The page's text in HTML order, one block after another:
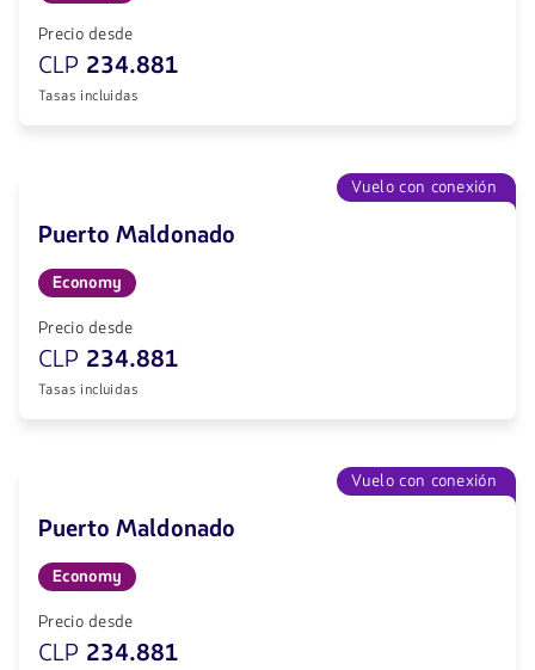
Precio desde
CLP 234.881
Tasas incluidas
Vuelo con conexión
Puerto Maldonado
Economy
Precio desde
CLP 234.881
Tasas incluidas
Vuelo con conexión
Puerto Maldonado
Economy
Precio desde
CLP 234.881